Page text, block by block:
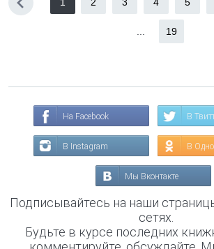
19
На Facebook В
В Instagram В
Мы Вконтакте
Подписывайтесь на наши
сетях.
Будьте в курсе последних